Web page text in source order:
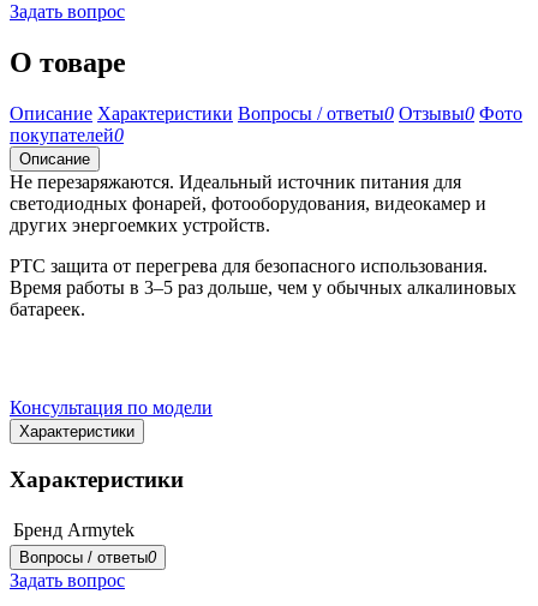
Задать вопрос
О товаре
Описание Характеристики Вопросы / ответы0 Отзывы0 Фото
покупателей0
Описание
Не перезаряжаются. Идеальный источник питания для
светодиодных фонарей, фотооборудования, видеокамер и
других энергоемких устройств.
PTC защита от перегрева для безопасного использования.
Время работы в 3–5 раз дольше, чем у обычных алкалиновых
батареек.
Консультация по модели
Характеристики
Характеристики
Бренд Armytek
Вопросы / ответы0
Задать вопрос